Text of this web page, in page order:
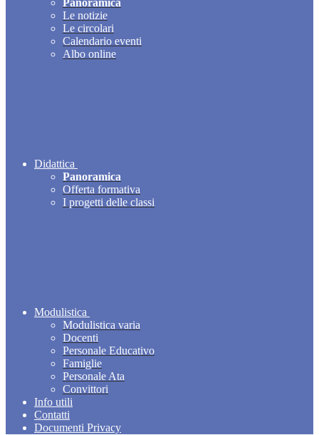
Panoramica
Le notizie
Le circolari
Calendario eventi
Albo online
Didattica
Panoramica
Offerta formativa
I progetti delle classi
Modulistica
Modulistica varia
Docenti
Personale Educativo
Famiglie
Personale Ata
Convittori
Info utili
Contatti
Documenti Privacy